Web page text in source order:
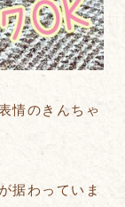
情のきんちゃ
据わっていま